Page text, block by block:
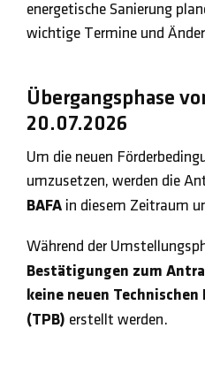
energetische Sanierung
wichtige Termine und
Übergangsphase
20.07.2026
Um die neuen
umzusetzen, werden die
BAFA in diesem Zeitraum
Während der
Bestätigungen zum
keine neuen
(TPB) erstellt werden.